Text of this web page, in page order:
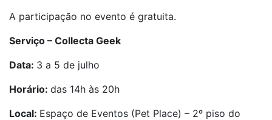
A participação no evento é gratuita.
Serviço – Collecta Geek
Data: 3 a 5 de julho
Horário: das 14h às 20h
Local: Espaço de Eventos (Pet Place) – 2º piso do